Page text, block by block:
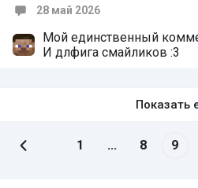
28 май 2026
Мой единственный
И длфига смайликов :3
Показать
1 ... 8 9